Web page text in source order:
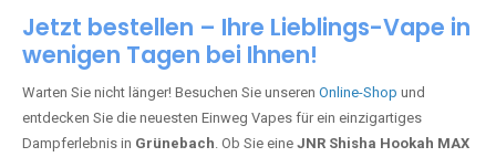
Jetzt bestellen – Ihre Lieblings-Vape in
wenigen Tagen bei Ihnen!
Warten Sie nicht länger! Besuchen Sie unseren Online-Shop und
entdecken Sie die neuesten Einweg Vapes für ein einzigartiges
Dampferlebnis in Grünebach. Ob Sie eine JNR Shisha Hookah MAX